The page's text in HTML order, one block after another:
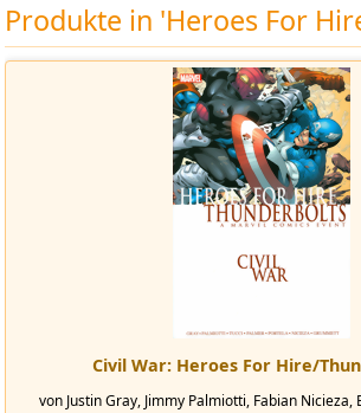
Produkte in 'Heroes For
Civil War: Heroes For Hire/
von Justin Gray, Jimmy Palmiotti, Fabian Nicieza,